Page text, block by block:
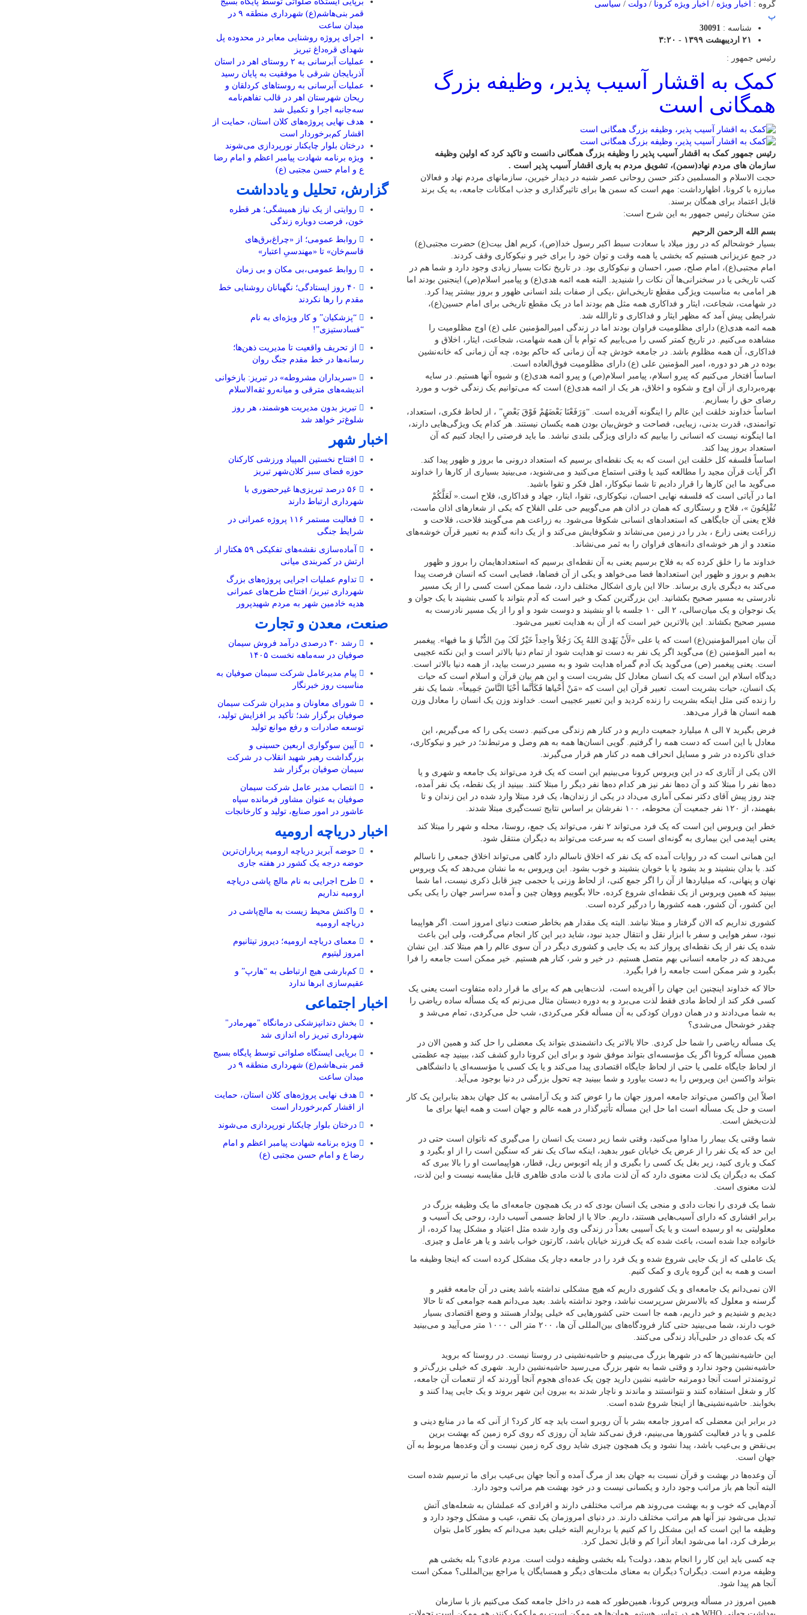
گروه : اخبار ویژه / اخبار ویژه کرونا / دولت / سیاسی
پ
شناسه : 30091
۲۱ اردیبهشت ۱۳۹۹ - ۳:۲۰
رئیس جمهور :
کمک به اقشار آسیب پذیر، وظیفه بزرگ
همگانی است
رئیس جمهور کمک به اقشار آسیب پذیر را وظیفه بزرگ همگانی دانست و تاکید کرد که اولین وظیفه
سازمان های مردم نهاد(سمن)، تشویق مردم به یاری اقشار آسیب پذیر است .
حجت الاسلام و المسلمین دکتر حسن روحانی عصر شنبه در دیدار خیرین، سازمانهای مردم نهاد و فعالان
مبارزه با کرونا، اظهارداشت: مهم است که سمن ها برای تاثیرگذاری و جذب امکانات جامعه، به یک برند
قابل اعتماد برای همگان برسند.
متن سخنان رئیس جمهور به این شرح است:
بسم الله الرحمن الرحیم
بسیار خوشحالم که در روز میلاد با سعادت سبط اکبر رسول خدا(ص)، کریم اهل بیت(ع) حضرت مجتبی(ع)
در جمع عزیزانی هستیم که بخشی یا همه وقت و توان خود را برای خیر و نیکوکاری وقف کردند.
امام مجتبی(ع)، امام صلح، صبر، احسان و نیکوکاری بود. در تاریخ نکات بسیار زیادی وجود دارد و شما هم در
کتب تاریخی یا در سخنرانی‌ها آن نکات را شنیدید. البته همه ائمه هدی(ع) و پیامبر اسلام(ص) اینجنین بودند اما
هر امامی به مناسبت ویژگی مقطع تاریخی‌اش ،یکی از صفات بلند انسانی ظهور و بروز بیشتر پیدا کرد.
در شهامت، شجاعت، ایثار و فداکاری همه مثل هم بودند اما در یک مقطع تاریخی برای امام حسین(ع)،
شرایطی پیش آمد که مظهر ایثار و فداکاری و ثارالله شد.
همه ائمه هدی(ع) دارای مظلومیت فراوان بودند اما در زندگی امیرالمؤمنین علی (ع) اوج مظلومیت را
مشاهده می‌کنیم. در تاریخ کمتر کسی را می‌یابیم که توأم با آن همه شهامت، شجاعت، ایثار، اخلاق و
فداکاری، آن همه مظلوم باشد. در جامعه خودش چه آن زمانی که حاکم بوده، چه آن زمانی که خانه‌نشین
بوده در هر دو دوره، امیر المؤمنین علی (ع) دارای مظلومیت فوق‌العاده است.
اساساً افتخار می‌کنیم که پیرو اسلام، پیامبر اسلام(ص) و پیرو ائمه هدی(ع) و شیوه آنها هستیم. در سایه
بهره‌برداری از آن اوج و شکوه و اخلاق، هر یک از ائمه هدی(ع) است که می‌توانیم یک زندگی خوب و مورد
رضای حق را بسازیم.
اساساً خداوند خلقت این عالم را اینگونه آفریده است. “وَرَفَعْنَا بَعْضَهُمْ فَوْقَ بَعْضٍ” ، از لحاظ فکری، استعداد،
توانمندی، قدرت بدنی، زیبایی، فصاحت و خوش‌بیان بودن همه یکسان نیستند. هر کدام یک ویژگی‌هایی دارند،
اما اینگونه نیست که انسانی را بیابیم که دارای ویژگی بلندی نباشد. ما باید فرصتی را ایجاد کنیم که آن
استعداد بروز پیدا کند.
اساساً فلسفه کل خلقت این است که به یک نقطه‌ای برسیم که استعداد درونی ما بروز و ظهور پیدا کند.
اگر آیات قرآن مجید را مطالعه کنید یا وقتی استماع می‌کنید و می‌شنوید، می‌بینید بسیاری از کارها را خداوند
می‌گوید ما این کارها را قرار دادیم تا شما نیکوکار، اهل فکر و تقوا باشید.
اما در آیاتی است که فلسفه نهایی احسان، نیکوکاری، تقوا، ایثار، جهاد و فداکاری، فلاح است.« لَعَلَّکُمْ
تُفْلِحُونَ »، فلاح و رستگاری که همان در اذان هم می‌گوییم حی علی الفلاح که یکی از شعارهای اذان ماست،
فلاح یعنی آن جایگاهی که استعدادهای انسانی شکوفا می‌شود. به زراعت هم می‌گویند فلاحت، فلاحت و
زراعت یعنی زارع ، بذر را در زمین می‌نشاند و شکوفایش می‌کند و از یک دانه گندم به تعبیر قرآن خوشه‌های
متعدد و از هر خوشه‌ای دانه‌های فراوان را به ثمر می‌نشاند.
خداوند ما را خلق کرده که به فلاح برسیم یعنی به آن نقطه‌ای برسیم که استعدادهایمان را بروز و ظهور
بدهیم و بروز و ظهور این استعدادها فضا می‌خواهد و یکی از آن فضاها، فضایی است که انسان فرصت پیدا
می‌کند به دیگری یاری برساند. حالا این یاری اشکال مختلف دارد، شما ممکن است کسی را از یک مسیر
نادرستی به مسیر صحیح بکشانید. این بزرگترین کمک و خیر است که آدم بتواند با کسی بنشیند با یک جوان و
یک نوجوان و یک میان‌سالی، ۲ الی ۱۰ جلسه با او بنشیند و دوست شود و او را از یک مسیر نادرست به
مسیر صحیح بکشاند. این بالاترین خیر است که از آن به هدایت تعبیر می‌شود.
آن بیان امیرالمؤمنین(ع) است که یا علی «لَأَنْ یَهْدیَ اللهُ بِکَ رَجُلاً واحِداً خَیْرٌ لَکَ مِنَ الدُّنْیا وَ ما فیها». پیغمبر
به امیر المؤمنین (ع) می‌گوید اگر یک نفر به دست تو هدایت شود از تمام دنیا بالاتر است و این نکته عجیبی
است. یعنی پیغمبر (ص) می‌گوید یک آدم گمراه هدایت شود و به مسیر درست بیاید، از همه دنیا بالاتر است.
دیدگاه اسلام این است که یک انسان معادل کل بشریت است و این هم بیان قرآن و اسلام است که حیات
یک انسان، حیات بشریت است. تعبیر قرآن این است که «مَنْ أَحْیاها فَکَأَنَّما أَحْیَا النَّاسَ جَمِیعاً». شما یک نفر
را زنده کنی مثل اینکه بشریت را زنده کردید و این تعبیر عجیبی است. خداوند وزن یک انسان را معادل وزن
همه انسان ها قرار می‌دهد.
فرض بگیرید ۷ الی ۸ میلیارد جمعیت داریم و در کنار هم زندگی می‌کنیم. دست یکی را که می‌گیریم، این
معادل با این است که دست همه را گرفتیم. گویی انسان‌ها همه به هم وصل و مرتبط‌ند؛ در خیر و نیکوکاری،
خدای ناکرده در شر و مسایل انحراف همه در کنار هم قرار می‌گیرند.
الان یکی از آثاری که در این ویروس کرونا می‌بینیم این است که یک فرد می‌تواند یک جامعه‌ و شهری و یا
ده‌ها نفر را مبتلا کند و آن ده‌ها نفر نیز هر کدام ده‌ها نفر دیگر را مبتلا کنند. ببینید از یک نقطه، یک نفر آمده،
چند روز پیش آقای دکتر نمکی آماری می‌داد در یکی از زندان‌ها، یک فرد مبتلا وارد شده در این زندان و تا
بفهمند، از ۱۲۰ نفر جمعیت آن محوطه، ۱۰۰ نفرشان بر اساس نتایج تست‌گیری مبتلا شدند.
خطر این ویروس این است که یک فرد می‌تواند ۲ نفر، می‌تواند یک جمع، روستا، محله و شهر را مبتلا کند
یعنی اپیدمی این بیماری به گونه‌ای است که به سرعت می‌تواند به دیگران منتقل شود.
این همانی است که در روایات آمده که یک نفر که اخلاق ناسالم دارد گاهی می‌تواند اخلاق جمعی را ناسالم
کند. با بدان بنشیند و بد بشود یا با خوبان بنشیند و خوب بشود. این ویروس به ما نشان می‌دهد که یک ویروس
نهان و پنهانی، که میلیاردها از آن را اگر جمع کنی، از لحاظ وزنی یا حجمی چیز قابل ذکری نیست، اما شما
ببینید که همین ویروس از یک نقطه‌ای شروع کرده، حالا بگوییم ووهان چین و آمده سراسر جهان را یکی یکی
این کشور، آن کشور، همه کشورها را درگیر کرده است.
کشوری نداریم که الان گرفتار و مبتلا نباشد. البته یک مقدار هم بخاطر صنعت دنیای امروز است. اگر هواپیما
نبود، سفر هوایی و سفر با ابزار نقل و انتقال جدید نبود، شاید دیر این کار انجام می‌گرفت، ولی این باعث
شده یک نفر از یک نقطه‌ای پرواز کند به یک جایی و کشوری دیگر در آن سوی عالم را هم مبتلا کند. این نشان
می‌دهد که در جامعه انسانی بهم متصل هستیم. در خیر و شر، کنار هم هستیم. خیر ممکن است جامعه را فرا
بگیرد و شر ممکن است جامعه را فرا بگیرد.
حالا که خداوند اینچنین این جهان را آفریده است، لذت‌هایی هم که برای ما قرار داده متفاوت است یعنی یک
کسی فکر کند از لحاظ مادی فقط لذت می‌برد و به دوره دبستان مثال می‌زنم که یک مسأله ساده ریاضی را
به شما می‌دادند و در همان دوران کودکی به آن مسأله فکر می‌کردی، شب حل می‌کردی، تمام می‌شد و
چقدر خوشحال می‌شدی؟
یک مسأله ریاضی را شما حل کردی. حالا بالاتر یک دانشمندی بتواند یک معضلی را حل کند و همین الان در
همین مسأله کرونا اگر یک مؤسسه‌ای بتواند موفق شود و برای این کرونا دارو کشف کند، ببینید چه عظمتی
از لحاظ جایگاه علمی یا حتی از لحاظ جایگاه اقتصادی پیدا می‌کند و یا یک کسی یا مؤسسه‌ای یا دانشگاهی
بتواند واکسن این ویروس را به دست بیاورد و شما ببینید چه تحول بزرگی در دنیا بوجود می‌آید.
اصلاً این واکسن می‌تواند جامعه امروز جهان ما را عوض کند و یک آرامشی به کل جهان بدهد بنابراین یک کار
است و حل یک مسأله است اما حل این مسأله تأثیرگذار در همه عالم و جهان است و همه اینها برای ما
لذت‌بخش است.
شما وقتی یک بیمار را مداوا می‌کنید، وقتی شما زیر دست یک انسان را می‌گیری که ناتوان است حتی در
این حد که یک نفر را از عرض یک خیابان عبور بدهید، اینکه ساک یک نفر که سنگین است را از او بگیرد و
کمک و یاری کنید، زیر بغل یک کسی را بگیری و از پله اتوبوس ریل، قطار، هواپیماست او را بالا ببری که
کمک به دیگران یک لذت معنوی دارد که آن لذت مادی با لذت مادی ظاهری قابل مقایسه نیست و این لذت،
لذت معنوی است.
شما یک فردی را نجات دادی و منجی یک انسان بودی که در یک همچون جامعه‌ای ما یک وظیفه بزرگ در
برابر اقشاری که دارای آسیب‌هایی هستند، داریم. حالا یا از لحاظ جسمی آسیب دارد، روحی یک آسیب و
معلولیتی به او رسیده است و یا یک آسیبی بعداً در زندگی وی وارد شده مثل اعتیاد و مشکل پیدا کرده، از
خانواده جدا شده است، باعث شده که یک فرزند خیابان باشد، کارتون خواب باشد و یا هر عامل و چیزی.
یک عاملی که از یک جایی شروع شده و یک فرد را در جامعه دچار یک مشکل کرده است که اینجا وظیفه ما
است و همه به این گروه یاری و کمک کنیم.
الان نمی‌دانم یک جامعه‌ای و یک کشوری داریم که هیچ مشکلی نداشته باشد یعنی در آن جامعه فقیر و
گرسنه و معلول که بالاسرش سرپرست نباشد، وجود نداشته باشد. بعید می‌دانم همه جوامعی که تا حالا
دیدیم و شنیدیم و خبر داریم، همه جا است حتی کشورهایی که خیلی پولدار هستند و وضع اقتصادی‌ بسیار
خوب دارند، شما می‌بینید حتی کنار فرودگاه‌های بین‌المللی‌ آن ها، ۲۰۰ متر الی ۱۰۰۰ متر می‌آیید و می‌بینید
که یک عده‌ای در حلبی‌آباد زندگی می‌کنند.
این حاشیه‌نشین‌ها که در شهرها بزرگ می‌بینیم و حاشیه‌نشینی در روستا نیست. در روستا که بروید
حاشیه‌نشین وجود ندارد و وقتی شما به شهر بزرگ می‌رسید حاشیه‌نشین دارید. شهری که خیلی بزرگ‌تر و
ثروتمندتر است آنجا دومرتبه حاشیه نشین دارید چون یک عده‌ای هجوم آنجا آوردند که از تنعمات آن جامعه،
کار و شغل استفاده کنند و نتوانستند و ماندند و ناچار شدند به بیرون این شهر بروند و یک جایی پیدا کنند و
بخوابند. حاشیه‌نشینی‌ها از اینجا شروع شده است.
در برابر این معضلی که امروز جامعه بشر با آن روبرو است باید چه کار کرد؟ از آنی که ما در منابع دینی و
علمی و یا در فعالیت کشورها می‌بینیم، فرق نمی‌کند شاید آن روزی که روی کره زمین که بهشت برین
بی‌نقض و بی‌عیب باشد، پیدا نشود و یک همچون چیزی شاید روی کره زمین نیست و آن وعده‌ها مربوط به آن
جهان است.
آن وعده‌ها در بهشت و قرآن نسبت به جهان بعد از مرگ آمده و آنجا جهان بی‌عیب برای ما ترسیم شده است
البته آنجا هم باز مراتب وجود دارد و یکسانی نیست و در خود بهشت هم مراتب وجود دارد.
آدم‌هایی که خوب و به بهشت می‌روند هم مراتب مختلفی دارند و افرادی که عملشان به شعله‌های آتش
تبدیل می‌شود نیز آنها هم مراتب مختلف دارند. در دنیای امروزمان یک نقص، عیب و مشکل وجود دارد و
وظیفه ما این است که این مشکل را کم کنیم یا برداریم البته خیلی بعید می‌دانم که بطور کامل بتوان
برطرف کرد، اما می‌شود ابعاد آنرا کم و قابل تحمل کرد.
چه کسی باید این کار را انجام بدهد، دولت؟ بله بخشی وظیفه دولت است. مردم عادی؟ بله بخشی هم
وظیفه مردم است. دیگران؟ دیگران به معنای ملت‌های دیگر و همسایگان یا مراجع بین‌المللی؟ ممکن است
آنجا هم پیدا شود.
همین امروز در مسأله ویروس کرونا، همین‌طور که همه در داخل جامعه کمک می‌کنیم باز با سازمان
قمر بنی‌هاشم(ع) شهرداری منطقه ۹ در
میدان ساعت
اجرای پروژه روشنایی معابر در محدوده پل
شهدای قره‌داغ تبریز
عملیات آبرسانی به ۲ روستای اهر در استان
آذربایجان شرقی با موفقیت به پایان رسید
عملیات آبرسانی به روستاهای کردلقان و
ریحان شهرستان اهر در قالب تفاهم‌نامه
سه‌جانبه اجرا و تکمیل شد
هدف نهایی پروژه‌های کلان استان، حمایت از
اقشار کم‌برخوردار است
درختان بلوار چایکنار نورپردازی می‌شوند
ویژه برنامه شهادت پیامبر اعظم و امام رضا
ع و امام حسن مجتبی (ع)
گزارش، تحلیل و یادداشت
روایتی از یک نیاز همیشگی؛ هر قطره
خون، فرصت دوباره زندگی
روابط عمومی؛ از «چراغ‌برق‌های
قاسم‌خان» تا «مهندسیِ اعتبار»
روابط عمومی،بی مکان و بی زمان
۴۰ روز ایستادگی؛ نگهبانان روشنایی خط
مقدم را رها نکردند
“پزشکیان” و کار ویژه‌ای به نام
“فسادستیزی”!
از تحریف واقعیت تا مدیریت ذهن‌ها؛
رسانه‌ها در خط مقدم جنگ روان
«سربداران مشروطه» در تبریز: بازخوانی
اندیشه‌های مترقی و میانه‌رو ثقه‌الاسلام
تبریز بدون مدیریت هوشمند، هر روز
شلوغ‌تر خواهد شد
اخبار شهر
افتتاح نخستین المپیاد ورزشی کارکنان
حوزه فضای سبز کلان‌شهر تبریز
۵۶ درصد تبریزی‌ها غیرحضوری با
شهرداری ارتباط دارند
فعالیت مستمر ۱۱۶ پروژه عمرانی در
شرایط جنگی
آماده‌سازی نقشه‌های تفکیکی ۵۹ هکتار از
ارتش در کمربندی میانی
تداوم عملیات اجرایی پروژه‌های بزرگ
شهرداری تبریز/ افتتاح طرح‌های عمرانی
هدیه خادمین شهر به مردم شهیدپرور
صنعت، معدن و تجارت
رشد ۳۰ درصدی درآمد فروش سیمان
صوفیان در سه‌ماهه نخست ۱۴۰۵
پیام مدیرعامل شرکت سیمان صوفیان به
مناسبت روز خبرنگار
شورای معاونان و مدیران شرکت سیمان
صوفیان برگزار شد؛ تأکید بر افزایش تولید،
توسعه صادرات و رفع موانع تولید
آیین سوگواری اربعین حسینی و
بزرگداشت رهبر شهید انقلاب در شرکت
سیمان صوفیان برگزار شد
انتصاب مدیر عامل شرکت سیمان
صوفیان به عنوان مشاور فرمانده سپاه
عاشور در امور صنایع، تولید و کارخانجات
اخبار دریاچه ارومیه
حوضه آبریز دریاچه ارومیه پرباران‌ترین
حوضه‌ درجه یک کشور در هفته جاری
طرح اجرایی به نام مالچ پاشی دریاچه
ارومیه نداریم
واکنش محیط زیست به مالچ‌پاشی در
دریاچه ارومیه
معمای دریاچه ارومیه؛ دیروز تیتانیوم
امروز لیتیوم
کم‌بارشی هیچ ارتباطی به “هارپ” و
عقیم‌سازی ابرها ندارد
اخبار اجتماعی
بخش دندانپزشکی درمانگاه "مهرمادر"
شهرداری تبریز راه اندازی شد
برپایی ایستگاه صلواتی توسط پایگاه بسیج
قمر بنی‌هاشم(ع) شهرداری منطقه ۹ در
میدان ساعت
هدف نهایی پروژه‌های کلان استان، حمایت
از اقشار کم‌برخوردار است
درختان بلوار چایکنار نورپردازی می‌شوند
ویژه برنامه شهادت پیامبر اعظم و امام
رضا ع و امام حسن مجتبی (ع)